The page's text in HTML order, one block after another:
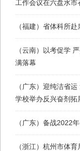
工作会议在六盘水市
（福建）省体科所
（云南）以考促学
满落幕
（广东）迎纯洁省
学校举办反兴奋剂拓
（广东）备战2022
（浙江）杭州市体